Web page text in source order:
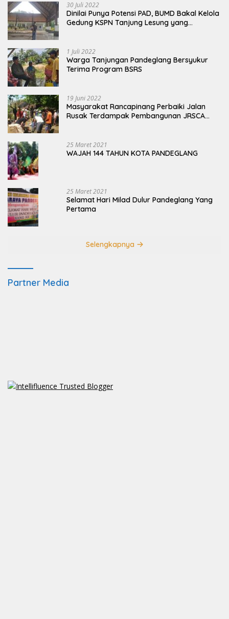
30 Juli 2022
Dinilai Punya Potensi PAD, BUMD Bakal Kelola
Gedung KSPN Tanjung Lesung yang
1 Juli 2022
Warga Tanjungan Pandeglang Bersyukur
Terima Program BSRS
19 Juni 2022
Masyarakat Rancapinang Perbaiki Jalan
Rusak Terdampak Pembangunan JRSCA
25 Maret 2021
WAJAH 144 TAHUN KOTA PANDEGLANG
25 Maret 2021
Selamat Hari Milad Dulur Pandeglang Yang
Pertama
Selengkapnya
Partner Media